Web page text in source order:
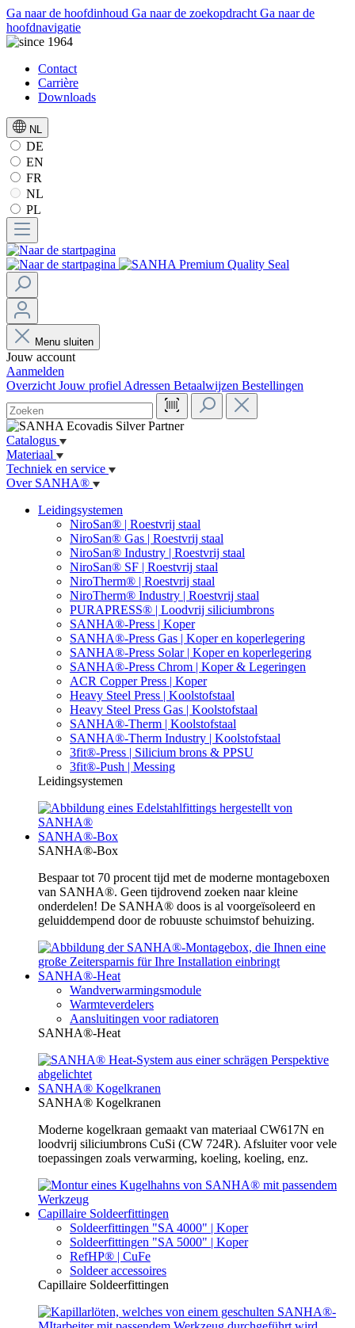
Ga naar de hoofdinhoud Ga naar de zoekopdracht Ga naar de
hoofdnavigatie
Contact
Carrière
Downloads
NL
DE
EN
FR
NL
PL
Menu sluiten
Jouw account
Aanmelden
Overzicht Jouw profiel Adressen Betaalwijzen Bestellingen
Catalogus
Materiaal
Techniek en service
Over SANHA®
Leidingsystemen
NiroSan® | Roestvrij staal
NiroSan® Gas | Roestvrij staal
NiroSan® Industry | Roestvrij staal
NiroSan® SF | Roestvrij staal
NiroTherm® | Roestvrij staal
NiroTherm® Industry | Roestvrij staal
PURAPRESS® | Loodvrij siliciumbrons
SANHA®-Press | Koper
SANHA®-Press Gas | Koper en koperlegering
SANHA®-Press Solar | Koper en koperlegering
SANHA®-Press Chrom | Koper & Legeringen
ACR Copper Press | Koper
Heavy Steel Press | Koolstofstaal
Heavy Steel Press Gas | Koolstofstaal
SANHA®-Therm | Koolstofstaal
SANHA®-Therm Industry | Koolstofstaal
3fit®-Press | Silicium brons & PPSU
3fit®-Push | Messing
Leidingsystemen
SANHA®-Box
SANHA®-Box
Bespaar tot 70 procent tijd met de moderne montageboxen
van SANHA®. Geen tijdrovend zoeken naar kleine
onderdelen! De SANHA® doos is al voorgeïsoleerd en
geluiddempend door de robuuste schuimstof behuizing.
SANHA®-Heat
Wandverwarmingsmodule
Warmteverdelers
Aansluitingen voor radiatoren
SANHA®-Heat
SANHA® Kogelkranen
SANHA® Kogelkranen
Moderne kogelkraan gemaakt van materiaal CW617N en
loodvrij siliciumbrons CuSi (CW 724R). Afsluiter voor vele
toepassingen zoals verwarming, koeling, koeling, enz.
Capillaire Soldeerfittingen
Soldeerfittingen "SA 4000" | Koper
Soldeerfittingen "SA 5000" | Koper
RefHP® | CuFe
Soldeer accessoires
Capillaire Soldeerfittingen